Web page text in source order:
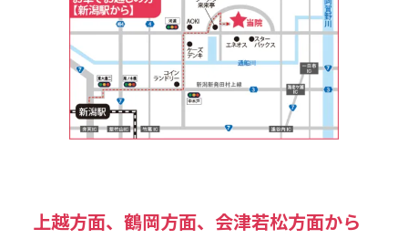
上越方面、鶴岡方面、会津若松方面から